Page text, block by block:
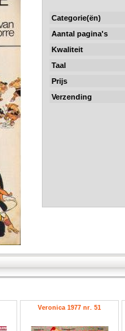
Categorie(ën)
Aantal pagina's
Kwaliteit
Taal
Prijs
Verzending
Veronica 1977 nr. 51